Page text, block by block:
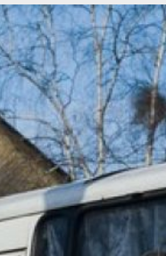
2025 г., 18:43
АВТОР